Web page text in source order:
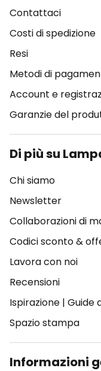
Contattaci
Costi di spedizione
Resi
Metodi di
Account e
Garanzie del
Di più su
Chi siamo
Newsletter
Collaborazioni di
Codici sconto &
Lavora con noi
Recensioni
Ispirazione | Guide
Spazio stampa
Informazioni